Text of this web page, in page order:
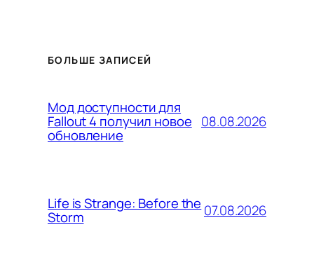
БОЛЬШЕ ЗАПИСЕЙ
Мод доступности для
Fallout 4 получил новое
обновление
08.08.2026
Life is Strange: Before the
Storm 07.08.2026